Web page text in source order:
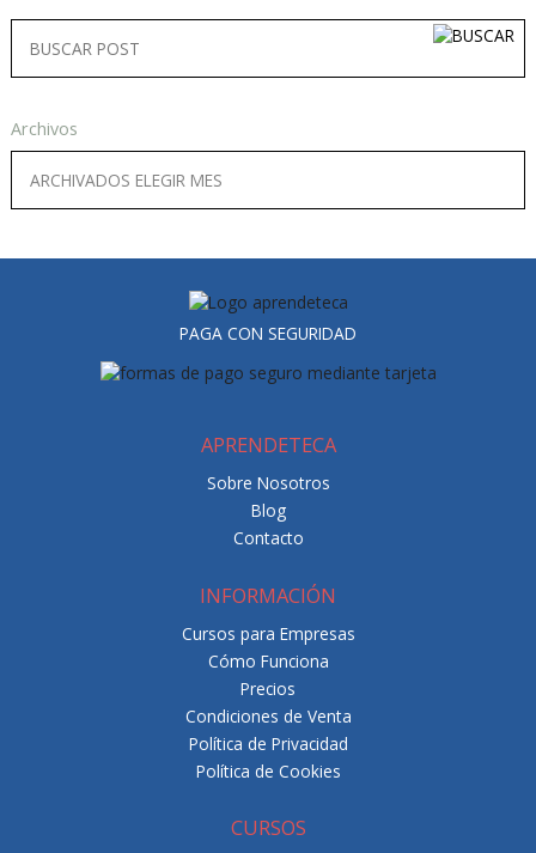
Archivos
PAGA CON SEGURIDAD
APRENDETECA
Sobre Nosotros
Blog
Contacto
INFORMACIÓN
Cursos para Empresas
Cómo Funciona
Precios
Condiciones de Venta
Política de Privacidad
Política de Cookies
CURSOS